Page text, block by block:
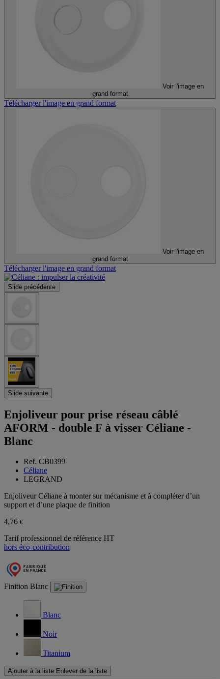
Voir l'image en
grand format
Télécharger l'image en grand format
Voir l'image en
grand format
Télécharger l'image en grand format
Slide précédente
Slide suivante
Enjoliveur pour prise réseau câblé
AFORM - double F à visser Céliane -
Blanc
Ref. CB0399
Céliane
LEGRAND
Enjoliveur Céliane à monter sur mécanisme et à compléter d’un
support et d’une plaque de finition
4,76 €
Tarif professionnel de référence HT
hors éco-contribution
Finition Blanc
Blanc
Noir
Titanium
Ajouter à la liste Enlever de la liste